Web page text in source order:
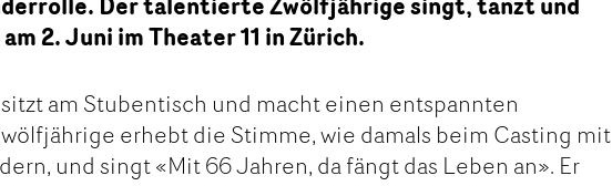
2. Juni im Theater 11 in Zürich.
am Stubentisch und macht einen entspannten
erhebt die Stimme, wie damals beim Casting mit
und singt «Mit 66 Jahren, da fängt das Leben an». Er